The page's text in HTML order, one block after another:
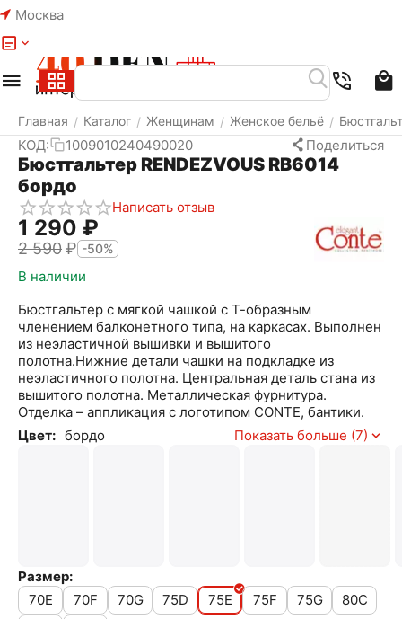
Москва
Главная / Каталог / Женщинам / Женское бельё /
КОД: 1009010240490020 Поделиться
Бюстгальтер RENDEZVOUS RB6014
бордо
Написать отзыв
1 290 ₽
2 590₽ -50%
В наличии
Бюстгальтер с мягкой чашкой с Т-образным
членением балконетного типа, на каркасах. Выполнен
из неэластичной вышивки и вышитого
полотна.Нижние детали чашки на подкладке из
неэластичного полотна. Центральная деталь стана из
вышитого полотна. Металлическая фурнитура.
Отделка – аппликация с логотипом CONTE, бантики.
Цвет: бордо Показать больше (7)
Размер:
70E
70F 70G 75D 75E 75F 75G
80C
Меню